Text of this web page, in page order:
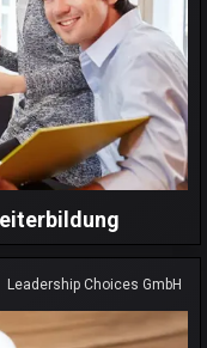
Leadership Choices GmbH